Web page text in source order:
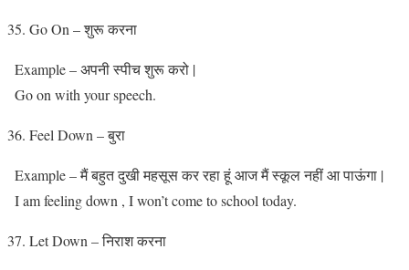
Go On – शुरू करना
Example – अपनी स्पीच शुरू करो |
Go on with your speech.
Feel Down – बुरा
Example – मैं बहुत दुखी महसूस कर रहा हूं आज मैं स्कूल नहीं आ पाऊंगा |
I am feeling down , I won’t come to school today.
Let Down – निराश करना